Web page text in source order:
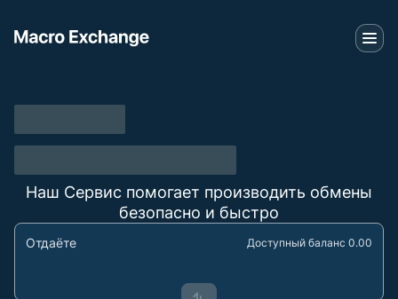
Наш Сервис помогает производить обмены
безопасно и быстро
Отдаёте Доступный баланс 0.00